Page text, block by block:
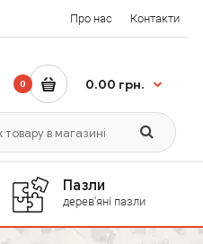
Про нас Контакти
0 0.00 грн.
Пазли
дерев'яні пазли